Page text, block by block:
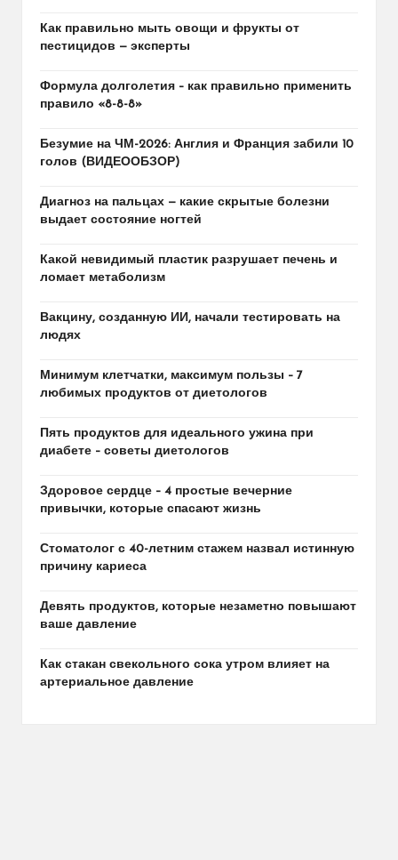
Как правильно мыть овощи и фрукты от
пестицидов — эксперты
Формула долголетия – как правильно применить
правило «8-8-8»
Безумие на ЧМ-2026: Англия и Франция забили 10
голов (ВИДЕООБЗОР)
Диагноз на пальцах — какие скрытые болезни
выдает состояние ногтей
Какой невидимый пластик разрушает печень и
ломает метаболизм
Вакцину, созданную ИИ, начали тестировать на
людях
Минимум клетчатки, максимум пользы – 7
любимых продуктов от диетологов
Пять продуктов для идеального ужина при
диабете – советы диетологов
Здоровое сердце – 4 простые вечерние
привычки, которые спасают жизнь
Стоматолог с 40-летним стажем назвал истинную
причину кариеса
Девять продуктов, которые незаметно повышают
ваше давление
Как стакан свекольного сока утром влияет на
артериальное давление